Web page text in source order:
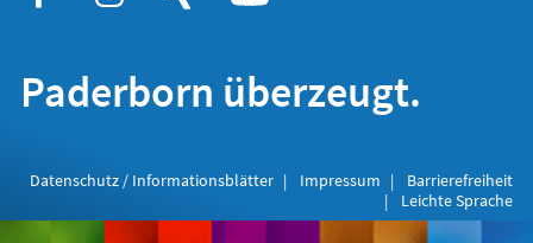
Paderborn überzeugt.
Datenschutz / Informationsblätter Impressum
Barrierefreiheit
Leichte Sprache